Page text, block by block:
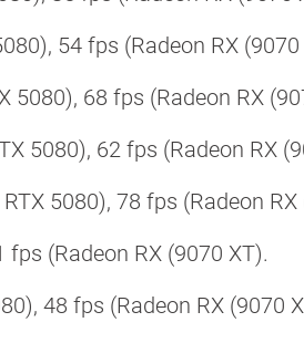
54 fps (Radeon RX (9070
5080), 68 fps (Radeon RX
5080), 62 fps (Radeon RX
5080), 78 fps (Radeon RX
(Radeon RX (9070 XT).
48 fps (Radeon RX (9070